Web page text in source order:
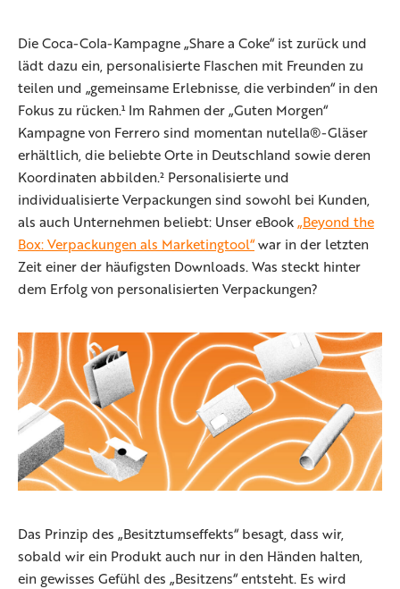
Die Coca-Cola-Kampagne „Share a Coke“ ist zurück und
lädt dazu ein, personalisierte Flaschen mit Freunden zu
teilen und „gemeinsame Erlebnisse, die verbinden“ in den
Fokus zu rücken.¹ Im Rahmen der „Guten Morgen“
Kampagne von Ferrero sind momentan nutella®-Gläser
erhältlich, die beliebte Orte in Deutschland sowie deren
Koordinaten abbilden.² Personalisierte und
individualisierte Verpackungen sind sowohl bei Kunden,
als auch Unternehmen beliebt: Unser eBook„Beyond the
Box: Verpackungen als Marketingtool“war in der letzten
Zeit einer der häufigsten Downloads. Was steckt hinter
dem Erfolg von personalisierten Verpackungen?
Das Prinzip des „Besitztumseffekts“ besagt, dass wir,
sobald wir ein Produkt auch nur in den Händen halten,
ein gewisses Gefühl des „Besitzens“ entsteht. Es wird